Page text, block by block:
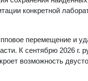
конкретной
перемещение и
К сентябрю 2026 г.
возможность